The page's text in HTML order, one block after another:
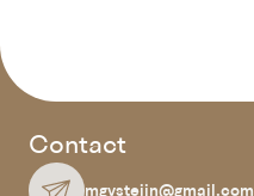
Contact
mgvsteijn@gmail.com